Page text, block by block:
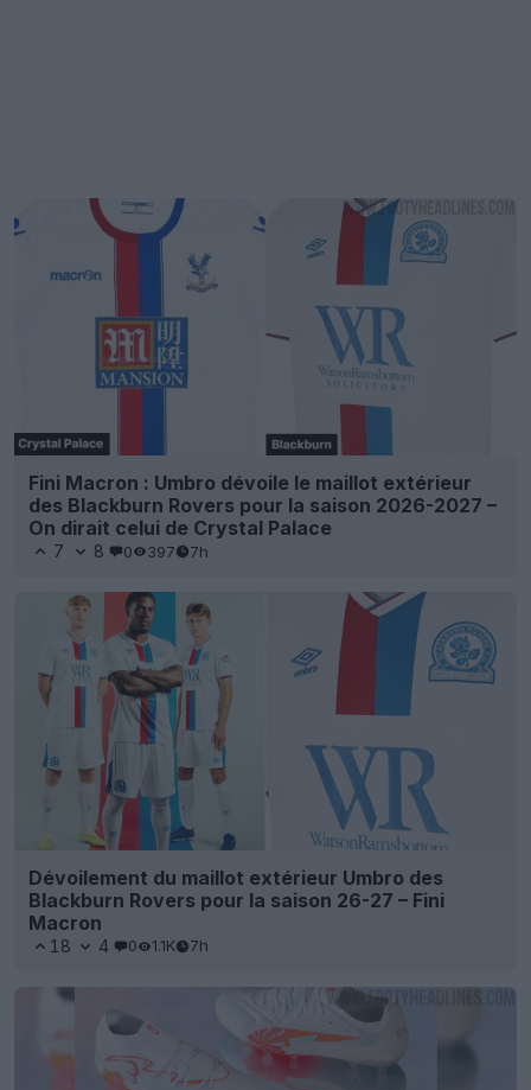
Fini Macron : Umbro dévoile le maillot extérieur
des Blackburn Rovers pour la saison 2026-2027 –
On dirait celui de Crystal Palace
7 8 0 397 7h
Dévoilement du maillot extérieur Umbro des
Blackburn Rovers pour la saison 26-27 – Fini
Macron
18 4 0 1.1K 7h